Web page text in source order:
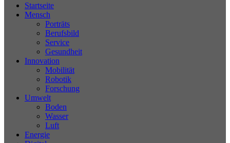
Startseite
Mensch
Porträts
Berufsbild
Service
Gesundheit
Innovation
Mobilität
Robotik
Forschung
Umwelt
Boden
Wasser
Luft
Energie